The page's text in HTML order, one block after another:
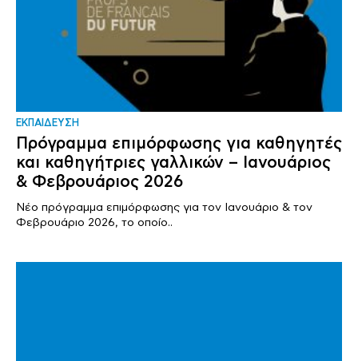
ΕΚΠΑΙΔΕΥΣΗ
Πρόγραμμα επιμόρφωσης για καθηγητές
και καθηγήτριες γαλλικών – Ιανουάριος
& Φεβρουάριος 2026
Νέο πρόγραμμα επιμόρφωσης για τον Ιανουάριο & τον
Φεβρουάριο 2026, το οποίο..